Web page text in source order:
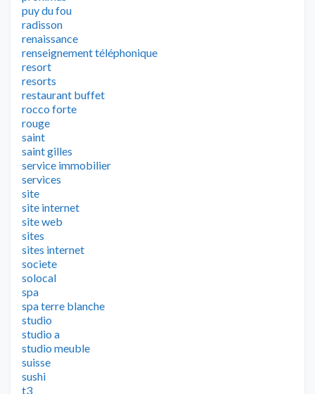
puy du fou
radisson
renaissance
renseignement téléphonique
resort
resorts
restaurant buffet
rocco forte
rouge
saint
saint gilles
service immobilier
services
site
site internet
site web
sites
sites internet
societe
solocal
spa
spa terre blanche
studio
studio a
studio meuble
suisse
sushi
t3